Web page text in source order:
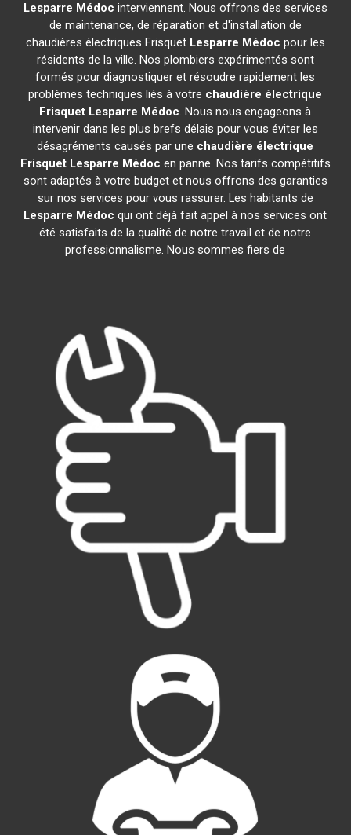
Lesparre Médoc interviennent. Nous offrons des services
de maintenance, de réparation et d'installation de
chaudières électriques Frisquet Lesparre Médoc pour les
résidents de la ville. Nos plombiers expérimentés sont
formés pour diagnostiquer et résoudre rapidement les
problèmes techniques liés à votre chaudière électrique
Frisquet Lesparre Médoc. Nous nous engageons à
intervenir dans les plus brefs délais pour vous éviter les
désagréments causés par une chaudière électrique
Frisquet Lesparre Médoc en panne. Nos tarifs compétitifs
sont adaptés à votre budget et nous offrons des garanties
sur nos services pour vous rassurer. Les habitants de
Lesparre Médoc qui ont déjà fait appel à nos services ont
été satisfaits de la qualité de notre travail et de notre
professionnalisme. Nous sommes fiers de